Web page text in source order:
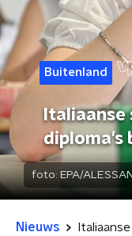
Buitenland
Italiaanse
diploma's
foto: EPA/
Nieuws